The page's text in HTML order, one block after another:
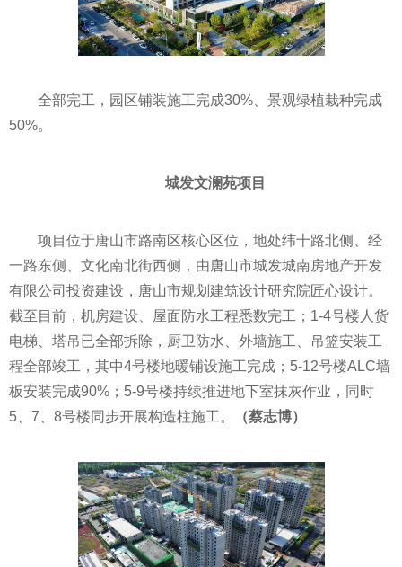
全部完工，园区铺装施工完成30%、景观绿植栽种完成
50%。
城发文澜苑项目
项目位于唐山市路南区核心区位，地处纬十路北侧、经
一路东侧、文化南北街西侧，由唐山市城发城南房地产开发
有限公司投资建设，唐山市规划建筑设计研究院匠心设计。
截至目前，机房建设、屋面防水工程悉数完工；1-4号楼人货
电梯、塔吊已全部拆除，厨卫防水、外墙施工、吊篮安装工
程全部竣工，其中4号楼地暖铺设施工完成；5-12号楼ALC墙
板安装完成90%；5-9号楼持续推进地下室抹灰作业，同时
5、7、8号楼同步开展构造柱施工。
（蔡志博）